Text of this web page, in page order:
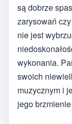
są dobrze
zarysowań
nie jest
wykonania.
swoich
muzycznym i
jego